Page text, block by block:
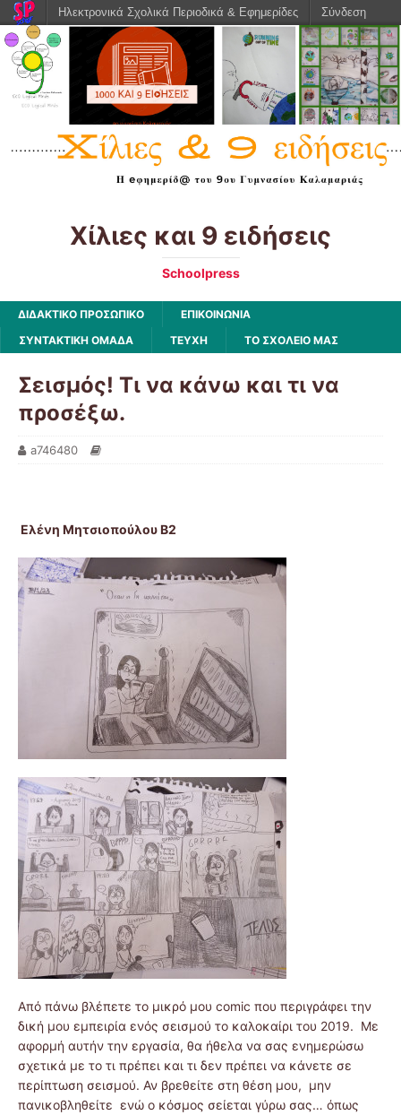
Χίλιες και 9 ειδήσεις
Schoolpress
ΔΙΔΑΚΤΙΚΟ ΠΡΟΣΩΠΙΚΟ
ΕΠΙΚΟΙΝΩΝΙΑ
ΣΥΝΤΑΚΤΙΚΗ ΟΜΑΔΑ
ΤΕΥΧΗ ΤΟ ΣΧΟΛΕΙΟ ΜΑΣ
Σεισμός! Τι να κάνω και τι να
προσέξω.
a746480
Ελένη Μητσιοπούλου Β2
Από πάνω βλέπετε το μικρό μου comic που περιγράφει την
δική μου εμπειρία ενός σεισμού το καλοκαίρι του 2019. Με
αφορμή αυτήν την εργασία, θα ήθελα να σας ενημερώσω
σχετικά με το τι πρέπει και τι δεν πρέπει να κάνετε σε
περίπτωση σεισμού. Αν βρεθείτε στη θέση μου, μην
πανικοβληθείτε ενώ ο κόσμος σείεται γύρω σας… όπως
Ηλεκτρονικά Σχολικά Περιοδικά & Εφημερίδες Σύνδεση